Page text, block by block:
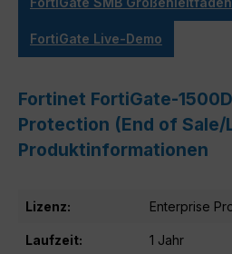
FortiGate Live-Demo
Fortinet FortiGate-
Protection (End of Sale/
Produktinformationen
Lizenz: Enterprise
Laufzeit: 1 Jahr